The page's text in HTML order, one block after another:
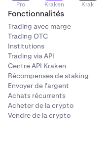
Pro Kraken Krak
Fonctionnalités
Trading avec marge
Trading OTC
Institutions
Trading via API
Centre API Kraken
Récompenses de staking
Envoyer de l'argent
Achats récurrents
Acheter de la crypto
Vendre de la crypto